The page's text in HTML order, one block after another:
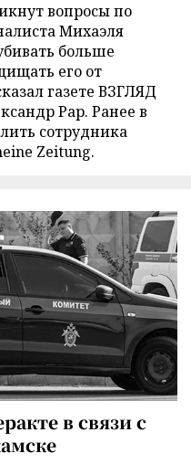
вопросы по
Михаэля
больше
его от
газете ВЗГЛЯД
Рар. Ранее в
сотрудника
Zeitung.
в связи с